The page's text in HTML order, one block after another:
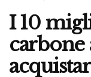
I 10
carbone